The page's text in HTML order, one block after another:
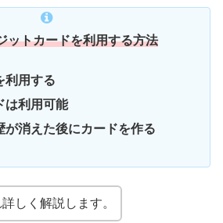
ットカードを利用する方法
利用する
は利用可能
が消えた後にカードを作る
しく解説します。